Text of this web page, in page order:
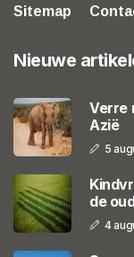
Sitemap
Nieuwe
Verre
Azië
5
de
4